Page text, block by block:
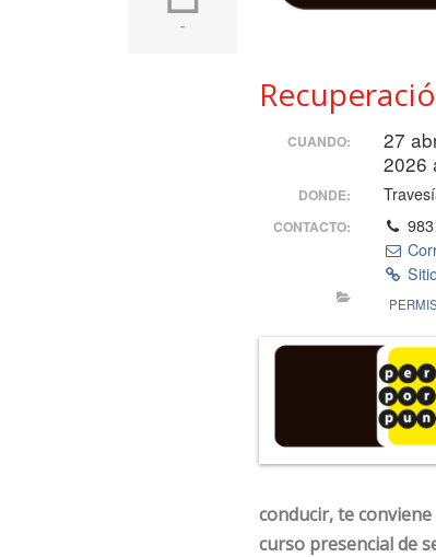
-
CUANDO:
27
2026
DONDE:
CONTACTO:
conducir, te
curso presencial de